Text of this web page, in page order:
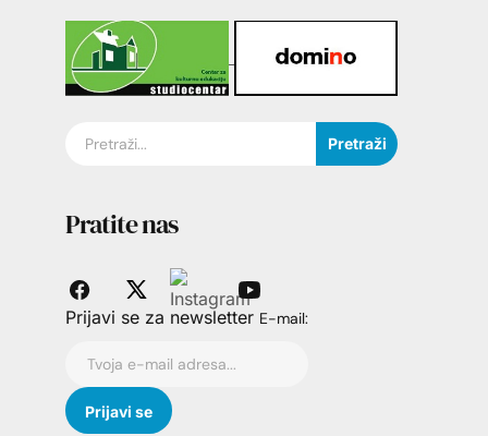
Pretraži
Pratite nas
Prijavi se za newsletter E-mail: